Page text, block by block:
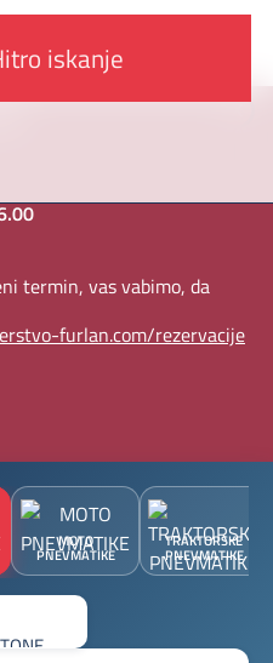
termin, vas vabimo, da
furlan.com/rezervacije
x
MOTO
PNEVMATIKE
TRAKTORSKE
PNEVMATIKE